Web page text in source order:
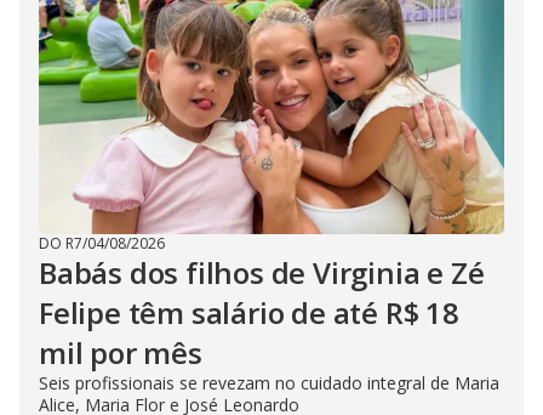
DO R7/04/08/2026
Babás dos filhos de Virginia e Zé
Felipe têm salário de até R$ 18
mil por mês
Seis profissionais se revezam no cuidado integral de Maria
Alice, Maria Flor e José Leonardo